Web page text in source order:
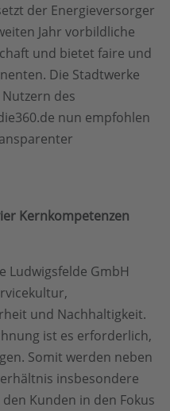
der Energieversorger
Jahr vorbildliche
und bietet faire und
Die Stadtwerke
des
nun empfohlen
Kernkompetenzen
Ludwigsfelde GmbH
und Nachhaltigkeit.
ist es erforderlich,
Somit werden neben
insbesondere
Kunden in den Fokus